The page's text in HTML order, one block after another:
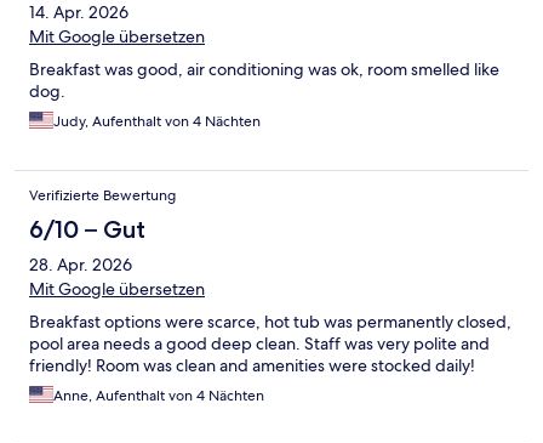
14. Apr. 2026
Mit Google übersetzen
Breakfast was good, air conditioning was ok, room smelled like
dog.
Judy, Aufenthalt von 4 Nächten
Verifizierte Bewertung
6/10 – Gut
28. Apr. 2026
Mit Google übersetzen
Breakfast options were scarce, hot tub was permanently closed,
pool area needs a good deep clean. Staff was very polite and
friendly! Room was clean and amenities were stocked daily!
Anne, Aufenthalt von 4 Nächten